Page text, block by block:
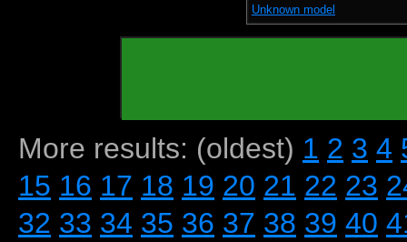
Unknown model
More results: (oldest) 1 2 3 4
15 16 17 18 19 20 21 22 23
32 33 34 35 36 37 38 39 40